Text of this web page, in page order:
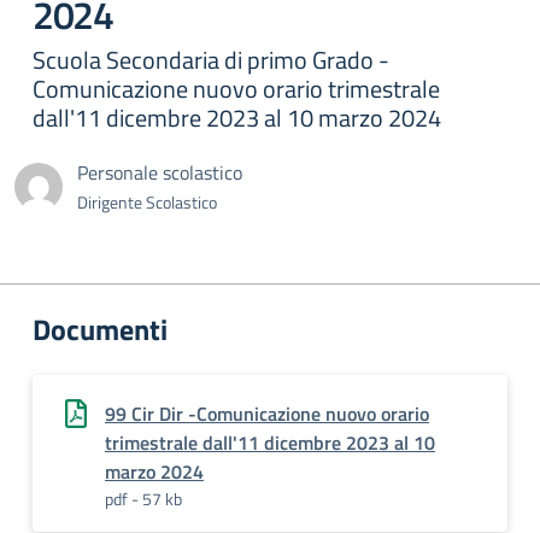
2024
Scuola Secondaria di primo Grado -
Comunicazione nuovo orario trimestrale
dall'11 dicembre 2023 al 10 marzo 2024
Personale scolastico
Dirigente Scolastico
Documenti
99 Cir Dir -Comunicazione nuovo orario
trimestrale dall'11 dicembre 2023 al 10
marzo 2024
pdf - 57 kb